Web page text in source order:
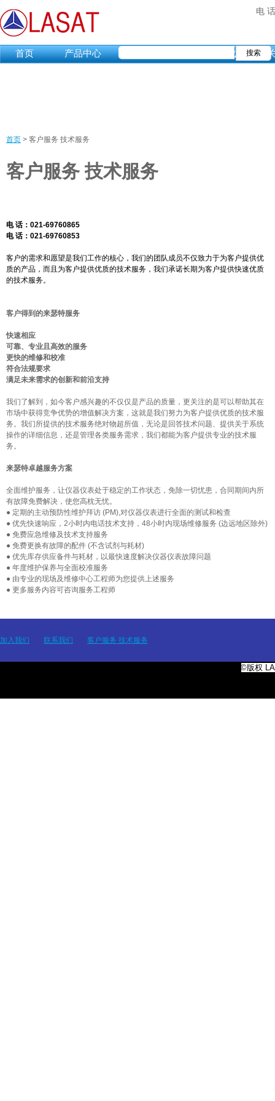
电
首页 产品中心 资料下载
前
置
首页 > 客户服务 技术服务
客户服务 技术服务
电 话：021-69760865
电 话：021-69760853
客户的需求和愿望是我们工作的核心，我们的团队成员不仅致力于为客户提供优
质的产品，而且为客户提供优质的技术服务，我们承诺长期为客户提供快速优质
的技术服务。
客户得到的来瑟特服务
快速相应
可靠、专业且高效的服务
更快的维修和校准
符合法规要求
满足未来需求的创新和前沿支持
我们了解到，如今客户感兴趣的不仅仅是产品的质量，更关注的是可以帮助其在
市场中获得竞争优势的增值解决方案，这就是我们努力为客户提供优质的技术服
务。我们所提供的技术服务绝对物超所值，无论是回答技术问题、提供关于系统
操作的详细信息，还是管理各类服务需求，我们都能为客户提供专业的技术服
务。
来瑟特卓越服务方案
全面维护服务，让仪器仪表处于稳定的工作状态，免除一切忧患，合同期间内所
有故障免费解决，使您高枕无忧。
● 定期的主动预防性维护拜访 (PM),对仪器仪表进行全面的测试和检查
● 优先快速响应，2小时内电话技术支持，48小时内现场维修服务 (边远地区除外)
● 免费应急维修及技术支持服务
● 免费更换有故障的配件 (不含试剂与耗材)
● 优先库存供应备件与耗材，以最快速度解决仪器仪表故障问题
● 年度维护保养与全面校准服务
● 由专业的现场及维修中心工程师为您提供上述服务
● 更多服务内容可咨询服务工程师
加入我们 联系我们 客户服务 技术服务
©版权